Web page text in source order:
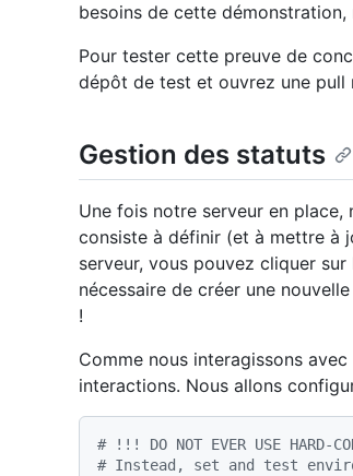
besoins de cette démonstration,
Pour tester cette preuve de
dépôt de test et ouvrez une pull
Gestion des statuts
Une fois notre serveur en
consiste à définir (et à mettre à
serveur, vous pouvez cliquer sur
nécessaire de créer une
!
Comme nous interagissons
interactions. Nous allons
# !!! DO NOT EVER USE HARD-
# Instead, set and test